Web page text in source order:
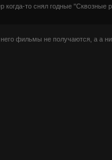
когда-то снял годные
фильмы не получаются, а а